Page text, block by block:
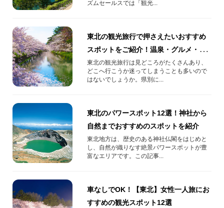
ズムセールスでは「観光...
東北の観光旅行で押さえたいおすすめ
スポットをご紹介！温泉・グルメ・絶
景の旅
東北の観光旅行は見どころがたくさんあり、
どこへ行こうか迷ってしまうことも多いので
はないでしょうか。県別に...
東北のパワースポット12選！神社から
自然までおすすめのスポットを紹介
東北地方は、歴史のある神社仏閣をはじめと
し、自然が織りなす絶景パワースポットが豊
富なエリアです。この記事...
車なしでOK！【東北】女性一人旅にお
すすめの観光スポット12選